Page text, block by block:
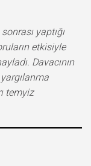
yaptığı
etkisiyle
Davacının
temyiz